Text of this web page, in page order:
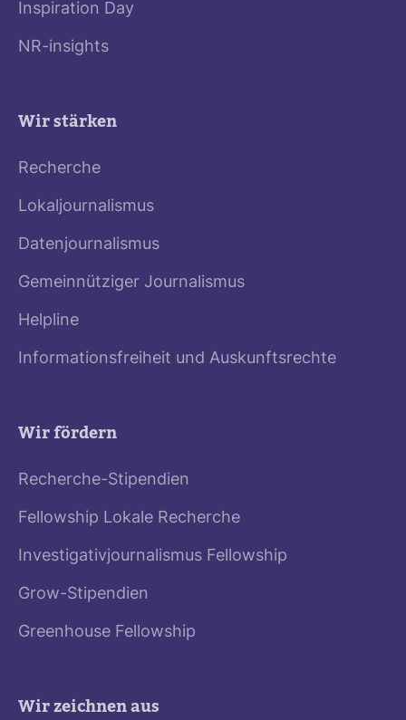
Inspiration Day
NR-insights
Wir stärken
Recherche
Lokaljournalismus
Datenjournalismus
Gemeinnütziger Journalismus
Helpline
Informationsfreiheit und Auskunftsrechte
Wir fördern
Recherche-Stipendien
Fellowship Lokale Recherche
Investigativjournalismus Fellowship
Grow-Stipendien
Greenhouse Fellowship
Wir zeichnen aus